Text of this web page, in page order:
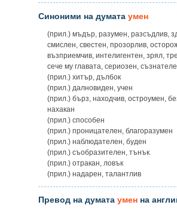
Синоними на думата умен
(прил.) мъдър, разумен, разсъдлив,
смислен, свестен, прозорлив,
възприемчив, интелигентен, зрял,
сече му главата, сериозен,
(прил.) хитър, дълбок
(прил.) далновиден, учен
(прил.) бърз, находчив, остроумен,
нахакан
(прил.) способен
(прил.) проницателен, благоразумен
(прил.) наблюдателен, буден
(прил.) съобразителен, тънък
(прил.) отракан, ловък
(прил.) надарен, талантлив
Превод на думата умен на